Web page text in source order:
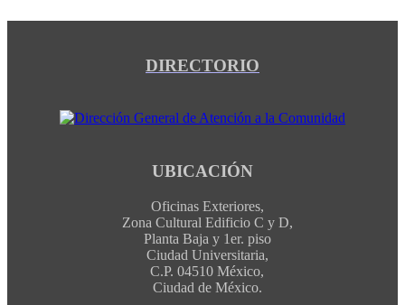
DIRECTORIO
UBICACIÓN
Oficinas Exteriores,
Zona Cultural Edificio C y D,
Planta Baja y 1er. piso
Ciudad Universitaria,
C.P. 04510 México,
Ciudad de México.